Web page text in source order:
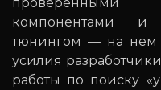
компонентами и
тюнингом — на нем
усилия
работы по поиску